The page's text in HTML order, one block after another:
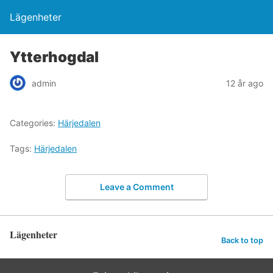
Lägenheter
Ytterhogdal
admin 12 år ago
Categories: Härjedalen
Tags: Härjedalen
Leave a Comment
Lägenheter Back to top